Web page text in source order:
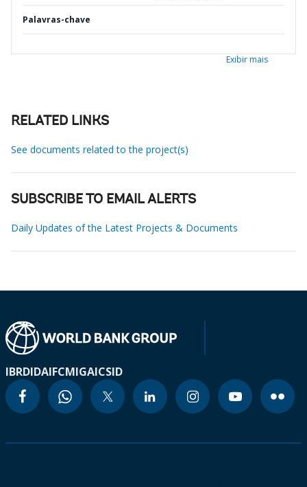
Palavras-chave
Exibir mais
RELATED LINKS
See documents related to the project(s)
SUBSCRIBE TO EMAIL ALERTS
Daily Updates of the Latest Projects & Documents
IBRDIDAIFCMIGAICSID